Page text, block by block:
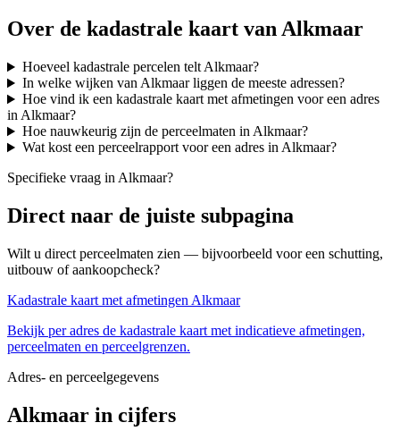
Over de kadastrale kaart van Alkmaar
Hoeveel kadastrale percelen telt Alkmaar?
In welke wijken van Alkmaar liggen de meeste adressen?
Hoe vind ik een kadastrale kaart met afmetingen voor een adres
in Alkmaar?
Hoe nauwkeurig zijn de perceelmaten in Alkmaar?
Wat kost een perceelrapport voor een adres in Alkmaar?
Specifieke vraag in Alkmaar?
Direct naar de juiste subpagina
Wilt u direct perceelmaten zien — bijvoorbeeld voor een schutting,
uitbouw of aankoopcheck?
Kadastrale kaart met afmetingen Alkmaar
Bekijk per adres de kadastrale kaart met indicatieve afmetingen,
perceelmaten en perceelgrenzen.
Adres- en perceelgegevens
Alkmaar in cijfers